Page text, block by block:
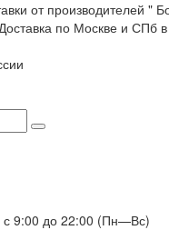
от производителей "
по Москве и СПб в
с 9:00 до 22:00 (Пн—Вс)